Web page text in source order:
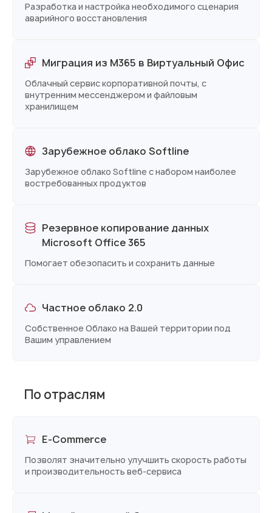
Разработка и настройка необходимого сценария
аварийного восстановления
Миграция из М365 в Виртуальный Офис
Облачный сервис корпоративной почты, с
внутренним мессенджером и файловым
хранилищем
Зарубежное облако Softline
Зарубежное облако Softline с набором наиболее
востребованных продуктов
Резервное копирование данных
Microsoft Office 365
Помогает обезопасить и сохранить данные
Частное облако 2.0
Собственное Облако на Вашей территории под
Вашим управлением
По отраслям
E‑Commerce
Позволят значительно улучшить скорость работы
и производительность веб-сервиса